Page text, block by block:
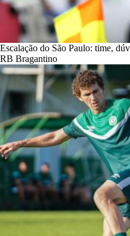
Escalação do São Paulo: time,
RB Bragantino